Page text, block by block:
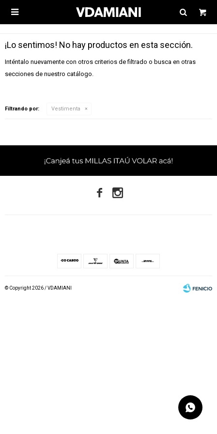

¡Lo sentimos! No hay productos en esta sección.
Inténtalo nuevamente con otros criterios de filtrado o busca en otras
secciones de nuestro catálogo.
Filtrando por: Vestimenta
 
© Copyright 2026 / VDAMIANI